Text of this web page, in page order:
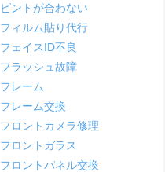
ピントが合わない
フィルム貼り代行
フェイスID不良
フラッシュ故障
フレーム
フレーム交換
フロントカメラ修理
フロントガラス
フロントパネル交換